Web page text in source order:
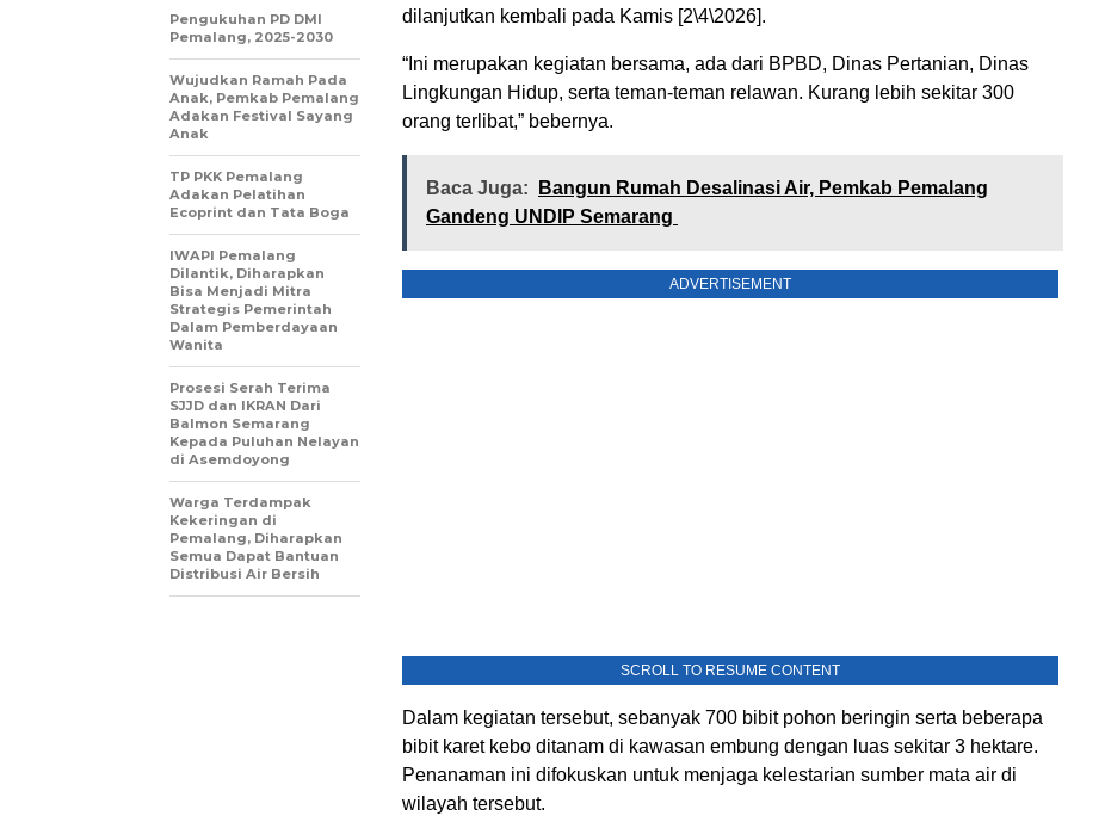
dilanjutkan kembali pada Kamis [2\4\2026].
“Ini merupakan kegiatan bersama, ada dari BPBD, Dinas Pertanian, Dinas
Lingkungan Hidup, serta teman-teman relawan. Kurang lebih sekitar 300
orang terlibat,” bebernya.
Baca Juga:
Bangun Rumah Desalinasi Air, Pemkab Pemalang
Gandeng UNDIP Semarang
ADVERTISEMENT
SCROLL TO RESUME CONTENT
Dalam kegiatan tersebut, sebanyak 700 bibit pohon beringin serta beberapa
bibit karet kebo ditanam di kawasan embung dengan luas sekitar 3 hektare.
Penanaman ini difokuskan untuk menjaga kelestarian sumber mata air di
wilayah tersebut.
Pengukuhan PD DMI
Pemalang, 2025-2030
Wujudkan Ramah Pada
Anak, Pemkab Pemalang
Adakan Festival Sayang
Anak
TP PKK Pemalang
Adakan Pelatihan
Ecoprint dan Tata Boga
IWAPI Pemalang
Dilantik, Diharapkan
Bisa Menjadi Mitra
Strategis Pemerintah
Dalam Pemberdayaan
Wanita
Prosesi Serah Terima
SJJD dan IKRAN Dari
Balmon Semarang
Kepada Puluhan Nelayan
di Asemdoyong
Warga Terdampak
Kekeringan di
Pemalang, Diharapkan
Semua Dapat Bantuan
Distribusi Air Bersih